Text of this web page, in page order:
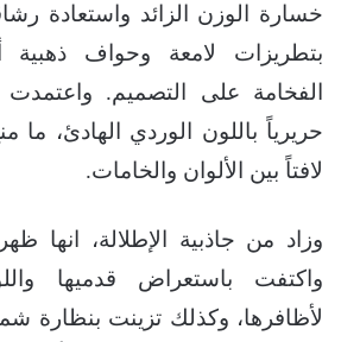
خسارة الوزن الزائد واستعادة
بتطريزات لامعة وحواف
الفخامة على التصميم. واعتمدت
حريرياً باللون الوردي الهادئ، ما
لافتاً بين الألوان والخامات.
وزاد من جاذبية الإطلالة، انها
واكتفت باستعراض قدميها
لأظافرها، وكذلك تزينت بنظارة